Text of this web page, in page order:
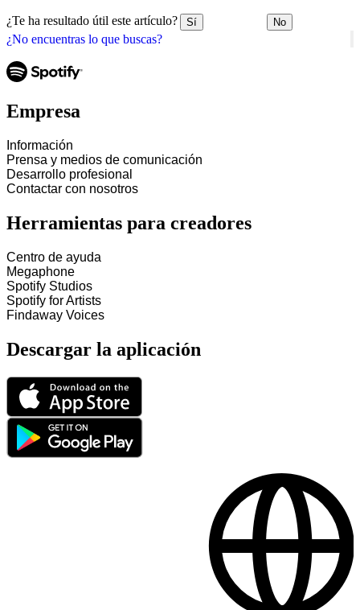
¿No encuentras lo que buscas?
¿Te ha resultado útil este artículo? Sí No
Empresa
Información
Prensa y medios de comunicación
Desarrollo profesional
Contactar con nosotros
Herramientas para creadores
Centro de ayuda
Megaphone
Spotify Studios
Spotify for Artists
Findaway Voices
Descargar la aplicación